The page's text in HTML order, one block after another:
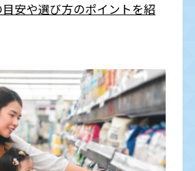
体のみなさまへ
お問い合わせ
安や選び方のポイントを紹